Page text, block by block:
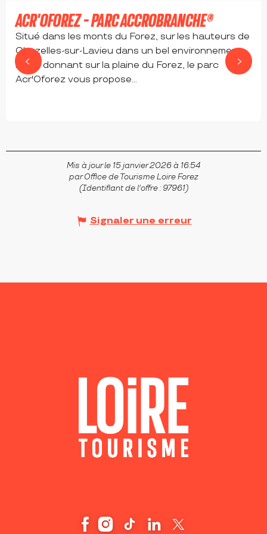
ACR'OFOREZ - PARC ACCROBRANCHE®
Situé dans les monts du Forez, sur les hauteurs de
Chazelles-sur-Lavieu dans un bel environnement
boisé donnant sur la plaine du Forez, le parc
Acr'Oforez vous propose...
Mis à jour le 15 janvier 2026 à 16:54
par Office de Tourisme Loire Forez
(Identifiant de l'offre : 97961)
Signaler une erreur